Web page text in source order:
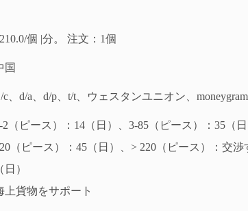
個 |分。 注文：1個
国
c、d/a、d/p、t/t、ウェスタンユニオン、
2（ピース）：14（日）、3-85（ピース）：35（
（ピース）：45（日）、> 220（ピース）：交渉
（日）
上貨物をサポート